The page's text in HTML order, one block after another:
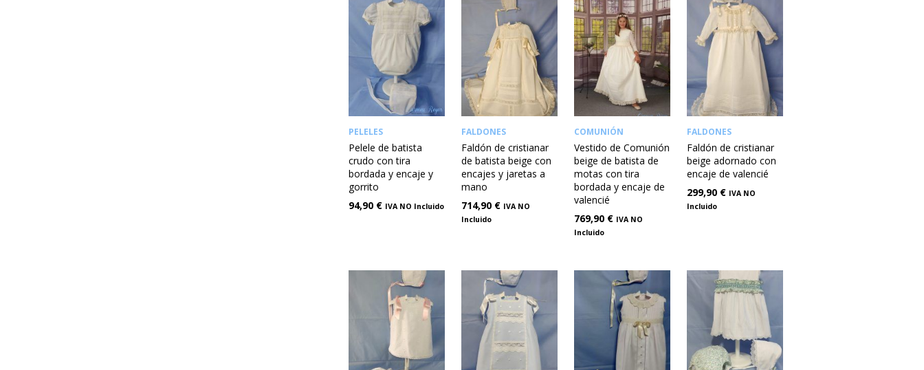
PELELES
Pelele de batista
crudo con tira
bordada y encaje y
gorrito
94,90 € IVA NO Incluido
FALDONES
Faldón de cristianar
de batista beige con
encajes y jaretas a
mano
714,90 € IVA NO
Incluido
COMUNIÓN
Vestido de Comunión
beige de batista de
motas con tira
bordada y encaje de
valencié
769,90 € IVA NO
Incluido
FALDONES
Faldón de cristianar
beige adornado con
encaje de valencié
299,90 € IVA NO
Incluido